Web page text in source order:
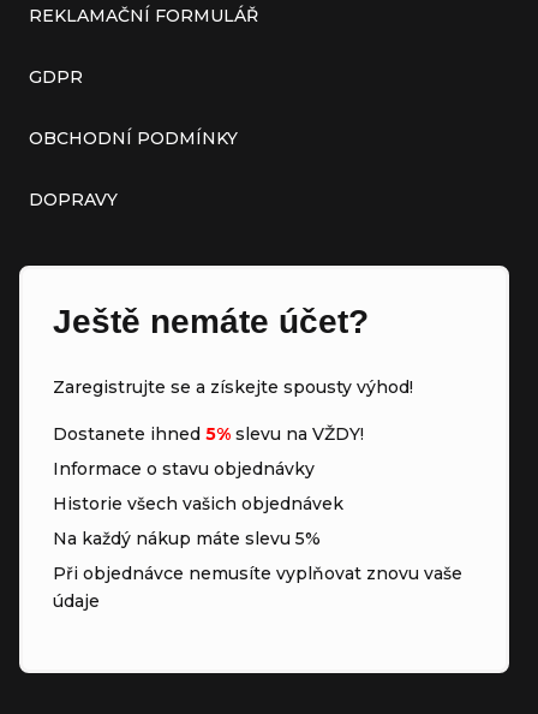
REKLAMAČNÍ FORMULÁŘ
GDPR
OBCHODNÍ PODMÍNKY
DOPRAVY
Ještě nemáte účet?
Zaregistrujte se a získejte spousty výhod!
Dostanete ihned 5% slevu na VŽDY!
Informace o stavu objednávky
Historie všech vašich objednávek
Na každý nákup máte slevu 5%
Při objednávce nemusíte vyplňovat znovu vaše
údaje